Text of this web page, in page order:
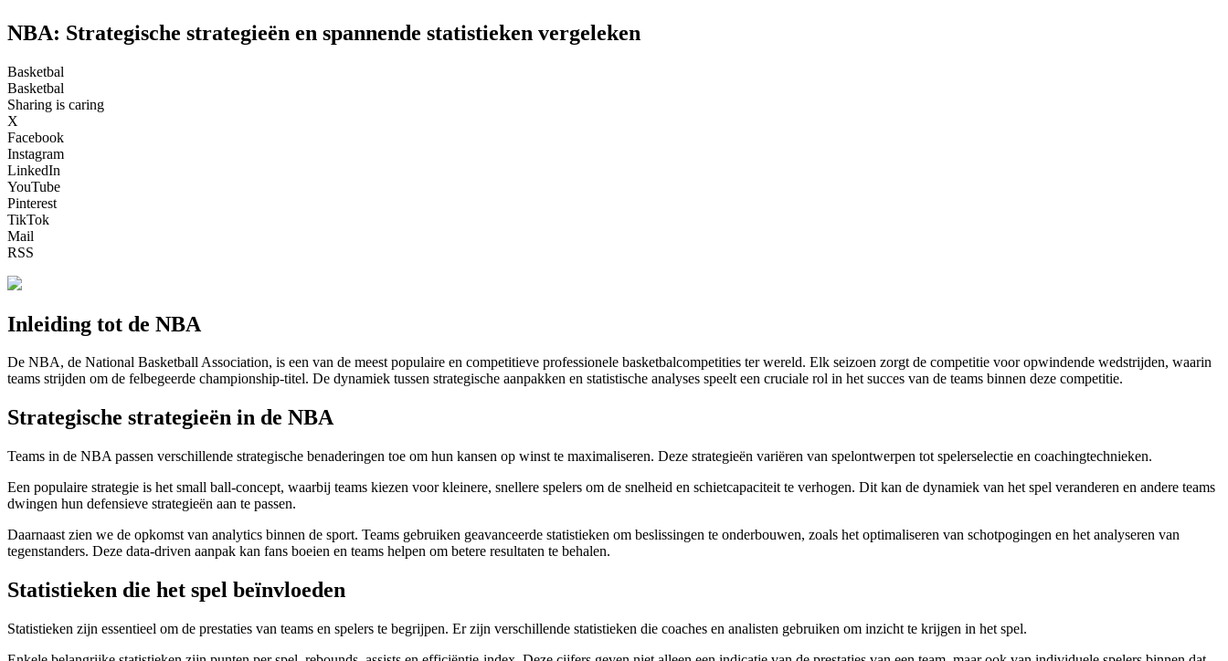
NBA: Strategische strategieën en spannende statistieken vergeleken
Basketbal
Basketbal
Sharing is caring
X
Facebook
Instagram
LinkedIn
YouTube
Pinterest
TikTok
Mail
RSS
Inleiding tot de NBA
De NBA, de National Basketball Association, is een van de meest populaire en competitieve professionele basketbalcompetities ter wereld. Elk seizoen zorgt de competitie voor opwindende wedstrijden, waarin
teams strijden om de felbegeerde championship-titel. De dynamiek tussen strategische aanpakken en statistische analyses speelt een cruciale rol in het succes van de teams binnen deze competitie.
Strategische strategieën in de NBA
Teams in de NBA passen verschillende strategische benaderingen toe om hun kansen op winst te maximaliseren. Deze strategieën variëren van spelontwerpen tot spelerselectie en coachingtechnieken.
Een populaire strategie is het small ball-concept, waarbij teams kiezen voor kleinere, snellere spelers om de snelheid en schietcapaciteit te verhogen. Dit kan de dynamiek van het spel veranderen en andere teams
dwingen hun defensieve strategieën aan te passen.
Daarnaast zien we de opkomst van analytics binnen de sport. Teams gebruiken geavanceerde statistieken om beslissingen te onderbouwen, zoals het optimaliseren van schotpogingen en het analyseren van
tegenstanders. Deze data-driven aanpak kan fans boeien en teams helpen om betere resultaten te behalen.
Statistieken die het spel beïnvloeden
Statistieken zijn essentieel om de prestaties van teams en spelers te begrijpen. Er zijn verschillende statistieken die coaches en analisten gebruiken om inzicht te krijgen in het spel.